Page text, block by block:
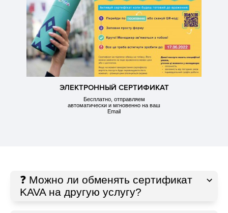
ЭЛЕКТРОННЫЙ СЕРТИФИКАТ
Бесплатно, отправляем
автоматически и мгновенно на ваш
Email
❓ Можно ли обменять сертификат
KAVA на другую услугу?